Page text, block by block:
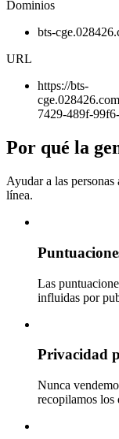
Dominios
bts-
URL
https://bts-
7429-489f-
Por qué la
Ayudar a las
línea.
Las
influidas por
Privacidad
Nunca
recopilamos los